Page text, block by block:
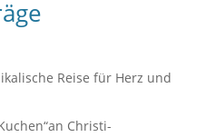
Reise für Herz und
Christi-